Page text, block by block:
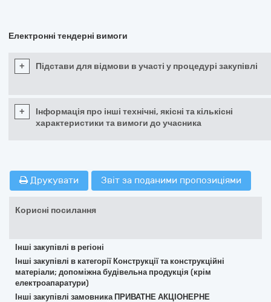
Електронні тендерні вимоги
+ Підстави для відмови в участі у процедурі закупівлі
+
Інформація про інші технічні, якісні та кількісні
характеристики та вимоги до учасника
Друкувати Звіт за поданими пропозиціями
Корисні посилання
Інші закупівлі в регіоні
Інші закупівлі в категорії Конструкції та конструкційні
матеріали; допоміжна будівельна продукція (крім
електроапаратури)
Інші закупівлі замовника ПРИВАТНЕ АКЦІОНЕРНЕ